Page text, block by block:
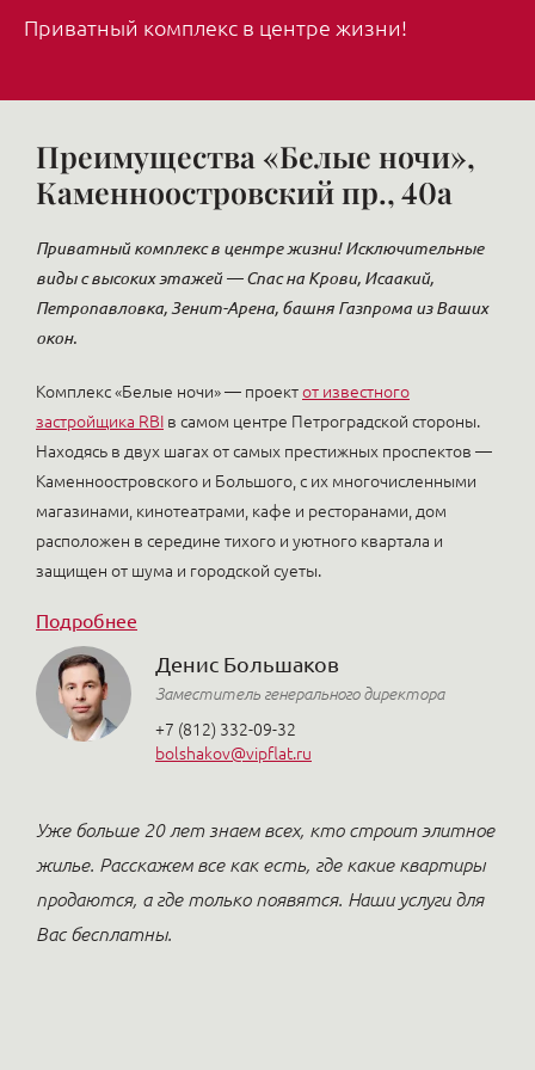
Приватный комплекс в центре жизни!
Преимущества «Белые ночи»,
Каменноостровский пр., 40а
Приватный комплекс в центре жизни! Исключительные
виды с высоких этажей — Спас на Крови, Исаакий,
Петропавловка, Зенит-Арена, башня Газпрома из Ваших
окон.
Комплекс «Белые ночи» — проектот известного
застройщика RBI в самом центре Петроградской стороны.
Находясь в двух шагах от самых престижных проспектов —
Каменноостровского и Большого, с их многочисленными
магазинами, кинотеатрами, кафе и ресторанами, дом
расположен в середине тихого и уютного квартала и
защищен от шума и городской суеты.
Подробнее
Денис Большаков
Заместитель генерального директора
+7 (812) 332-09-32
bolshakov@vipflat.ru
Уже больше 20 лет знаем всех, кто строит элитное
жилье. Расскажем все как есть, где какие квартиры
продаются, а где только появятся. Наши услуги для
Вас бесплатны.